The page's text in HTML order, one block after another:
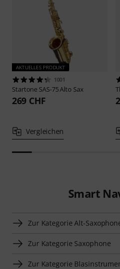
AKTUELLES PRODUKT
1001
Startone SAS-75 Alto Sax
269 CHF
Vergleichen
Smart
Zur Kategorie Alt-
Zur Kategorie Saxophone
Zur Kategorie